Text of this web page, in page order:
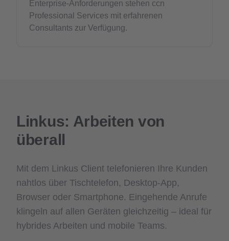
Enterprise-Anforderungen stehen ccn
Professional Services mit erfahrenen
Consultants zur Verfügung.
Linkus: Arbeiten von
überall
Mit dem Linkus Client telefonieren Ihre Kunden
nahtlos über Tischtelefon, Desktop-App,
Browser oder Smartphone. Eingehende Anrufe
klingeln auf allen Geräten gleichzeitig – ideal für
hybrides Arbeiten und mobile Teams.